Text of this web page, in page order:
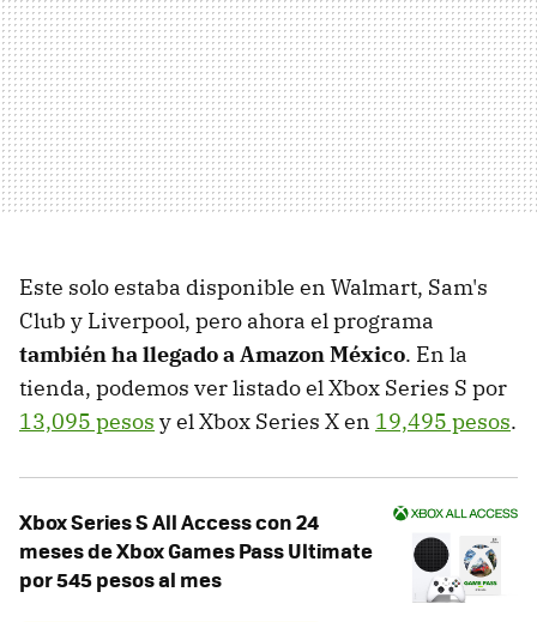
Este solo estaba disponible en Walmart, Sam's
Club y Liverpool, pero ahora el programa
también ha llegado a Amazon México. En la
tienda, podemos ver listado el Xbox Series S por
13,095 pesos y el Xbox Series X en 19,495 pesos.
Xbox Series S All Access con 24
meses de Xbox Games Pass Ultimate
por 545 pesos al mes